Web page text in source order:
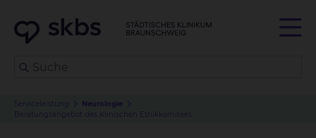
Serviceleistung
Neurologie
Beratungsangebot des Klinischen Ethikkomitees